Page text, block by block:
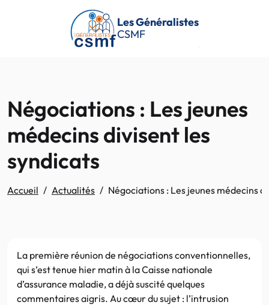
Passer au contenu principal
Les Généralistes
CSMF
Négociations : Les jeunes
médecins divisent les
syndicats
Accueil Actualités Négociations : Les jeunes médecins
La première réunion de négociations conventionnelles,
qui s’est tenue hier matin à la Caisse nationale
d’assurance maladie, a déjà suscité quelques
commentaires aigris. Au cœur du sujet : l’intrusion